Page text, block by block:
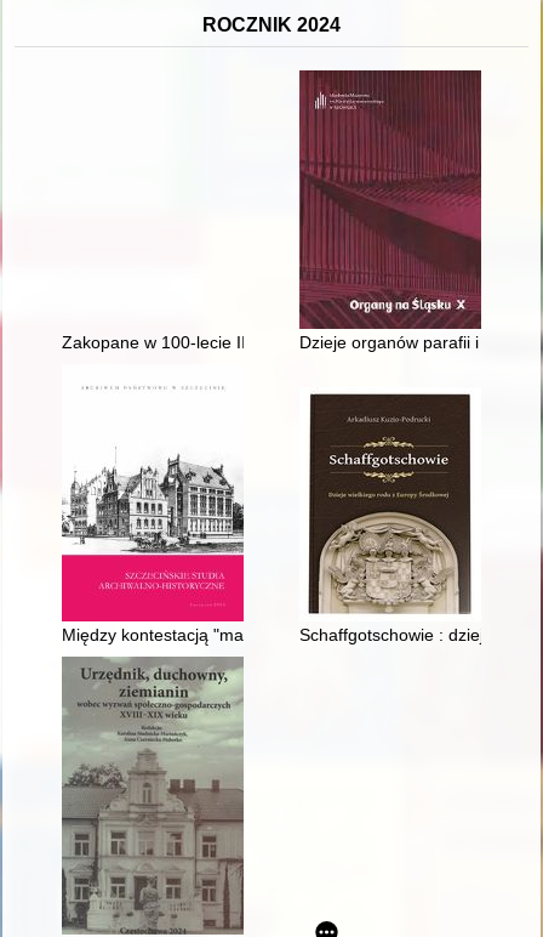
ROCZNIK 2024
Zakopane w 100-lecie III Powstania Śląskiego : 1921-2021
Dzieje organów parafii i
Między kontestacją "małej stabilizacji" a pastiszem etosu
Schaffgotschowie : dzieje